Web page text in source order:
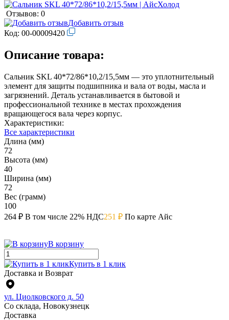
Отзывов: 0
Добавить отзыв
Код: 00-00009420
Описание товара:
Сальник SKL 40*72/86*10,2/15,5мм — это уплотнительный
элемент для защиты подшипника и вала от воды, масла и
загрязнений. Деталь устанавливается в бытовой и
профессиональной технике в местах прохождения
вращающегося вала через корпус.
Характеристики:
Все характеристики
Длина (мм)
72
Высота (мм)
40
Ширина (мм)
72
Вес (грамм)
100
264 ₽ В том числе 22% НДС251 ₽ По карте Айс
В корзину
Купить в 1 клик
Доставка и Возврат
ул. Циолковского д. 50
Со склада, Новокузнецк
Доставка